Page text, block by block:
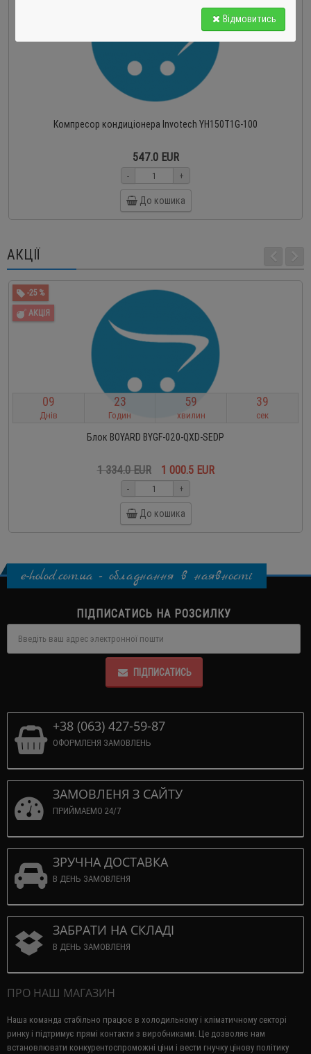
Компресор кондиціонера Invotech YH150T1G-100
547.0 EUR
- +
До кошика
АКЦІЇ
-25 %
АКЦІЯ
09
Днів
23
Годин
59
хвилин
38
сек
Блок BOYARD BYGF-020-QXD-SEDP
1 334.0 EUR 1 000.5 EUR
- +
До кошика
e-holod.com.ua - обладнання в наявності
ПІДПИСАТИСЬ НА РОЗСИЛКУ
ПІДПИСАТИСЬ
+38 (063) 427-59-87
ОФОРМЛЕНЯ ЗАМОВЛЕНЬ
ЗАМОВЛЕНЯ З САЙТУ
ПРИЙМАЕМО 24/7
ЗРУЧНА ДОСТАВКА
В ДЕНЬ ЗАМОВЛЕНЯ
ЗАБРАТИ НА СКЛАДІ
В ДЕНЬ ЗАМОВЛЕНЯ
ПРО НАШ МАГАЗИН
Наша команда стабільно працює в холодильному і кліматичному секторі
ринку і підтримує прямі контакти з виробниками. Це дозволяє нам
встановлювати конкурентоспроможні ціни і вести гнучку цінову політику
Відмовитись